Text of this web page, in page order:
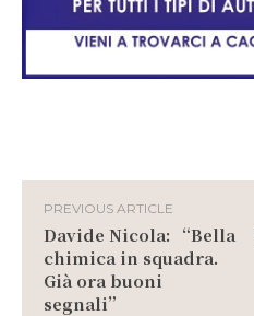
PREVIOUS ARTICLE
Davide Nicola: “Bella
chimica in squadra.
Già ora buoni
segnali”